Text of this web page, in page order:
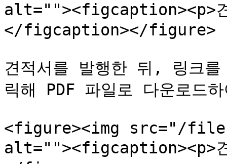
alt=""><figcaption><p>견적서
</figcaption></figure>
견적서를 발행한 뒤, 링크
릭해 PDF 파일로 다운로드
<figure><img src="/files/
alt=""><figcaption><p>